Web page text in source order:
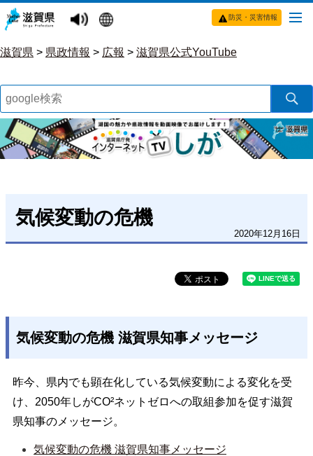
防災・災害情報
滋賀県 > 県政情報 > 広報 > 滋賀県公式YouTube
気候変動の危機
2020年12月16日
気候変動の危機 滋賀県知事メッセージ
昨今、県内でも顕在化している気候変動による変化を受
け、2050年しがCO²ネットゼロへの取組参加を促す滋賀
県知事のメッセージ。
気候変動の危機 滋賀県知事メッセージ